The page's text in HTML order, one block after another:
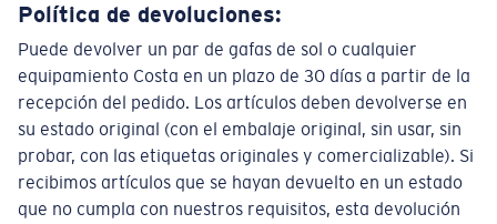
Política de devoluciones:
Puede devolver un par de gafas de sol o cualquier
equipamiento Costa en un plazo de 30 días a partir de la
recepción del pedido. Los artículos deben devolverse en
su estado original (con el embalaje original, sin usar, sin
probar, con las etiquetas originales y comercializable). Si
recibimos artículos que se hayan devuelto en un estado
que no cumpla con nuestros requisitos, esta devolución